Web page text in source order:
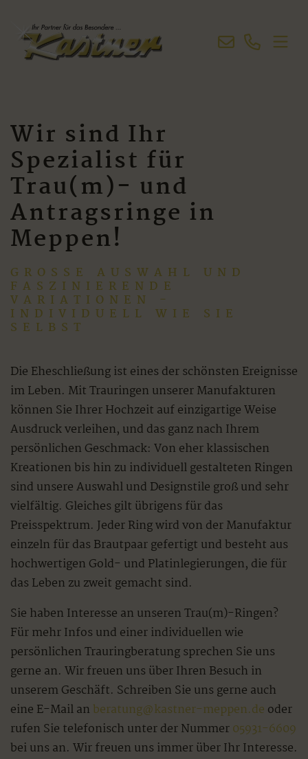
Wir sind Ihr
Spezialist für
Trau(m)- und
Antragsringe in
Meppen!
GROSSE AUSWAHL UND F
ASZINIERENDE V
ARIATIONEN - I
NDIVIDUELL WIE SIE S
ELBST
Die Eheschließung ist eines der schönsten Ereignisse
im Leben. Mit Trauringen unserer Manufakturen
können Sie Ihrer Hochzeit auf einzigartige Weise
Ausdruck verleihen, und das ganz nach Ihrem
persönlichen Geschmack: Von eher klassischen
Kreationen bis hin zu individuell gestalteten Ringen
sind unsere Auswahl und Designstile groß und sehr
vielfältig. Gleiches gilt übrigens für das
Preisspektrum. Jeder Ring wird von der Manufaktur
einzeln für das Brautpaar gefertigt und besteht aus
hochwertigen Gold- und Platinlegierungen, die für
das Leben zu zweit gemacht sind.
Sie haben Interesse an unseren Trau(m)-Ringen?
Für mehr Infos und einer individuellen wie
persönlichen Trauringberatung sprechen Sie uns
gerne an. Wir freuen uns über Ihren Besuch in
unserem Geschäft. Schreiben Sie uns gerne auch
eine E-Mail an beratung@kastner-meppen.de oder
rufen Sie telefonisch unter der Nummer05931-6609
bei uns an. Wir freuen uns immer über Ihr Interesse.